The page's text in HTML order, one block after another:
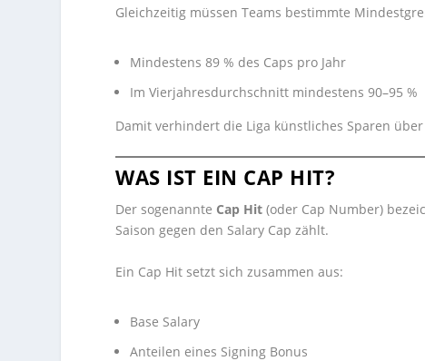
Gleichzeitig müssen Teams bestimmte
Mindestens 89 % des Caps pro Jahr
Im Vierjahresdurchschnitt mindestens 90–95 %
Damit verhindert die Liga künstliches Sparen
WAS IST EIN CAP HIT?
Der sogenannte Cap Hit (oder Cap Number)
Saison gegen den Salary Cap zählt.
Ein Cap Hit setzt sich zusammen aus:
Base Salary
Anteilen eines Signing Bonus